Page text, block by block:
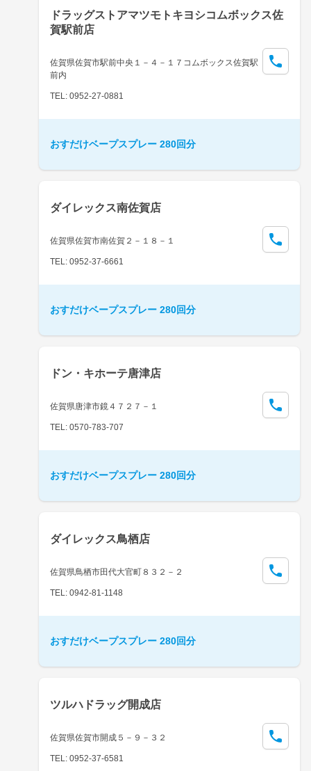
ドラッグストアマツモトキヨシコムボックス佐
賀駅前店
佐賀県佐賀市駅前中央１－４－１７コムボックス佐賀駅
前内
TEL: 0952-27-0881
おすだけベープスプレー 280回分
ダイレックス南佐賀店
佐賀県佐賀市南佐賀２－１８－１
TEL: 0952-37-6661
おすだけベープスプレー 280回分
ドン・キホーテ唐津店
佐賀県唐津市鏡４７２７－１
TEL: 0570-783-707
おすだけベープスプレー 280回分
ダイレックス鳥栖店
佐賀県鳥栖市田代大官町８３２－２
TEL: 0942-81-1148
おすだけベープスプレー 280回分
ツルハドラッグ開成店
佐賀県佐賀市開成５－９－３２
TEL: 0952-37-6581